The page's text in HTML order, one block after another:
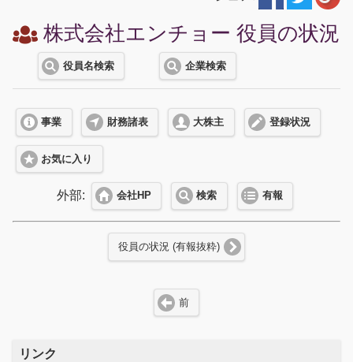
株式会社エンチョー 役員の状況
役員名検索 企業検索
事業 財務諸表 大株主 登録状況
お気に入り
外部: 会社HP 検索 有報
役員の状況 (有報抜粋)
前
リンク